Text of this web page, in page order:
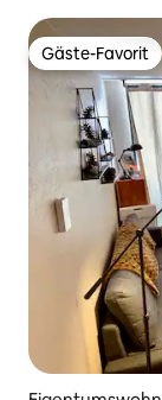
Gäste-Favorit
Gäste-Favorit